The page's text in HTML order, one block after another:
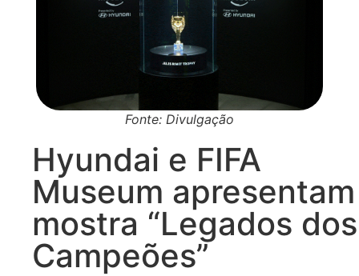
Fonte: Divulgação
Hyundai e FIFA
Museum apresentam
mostra “Legados dos
Campeões”